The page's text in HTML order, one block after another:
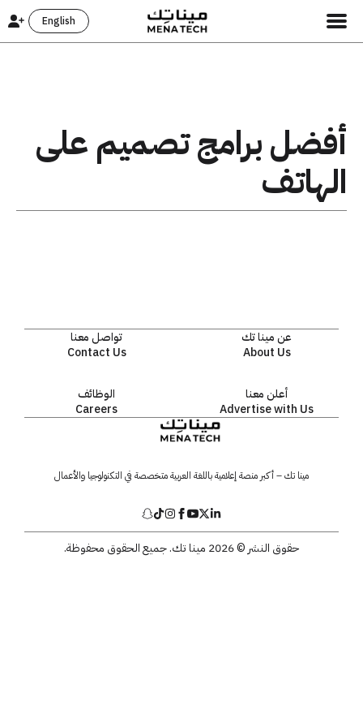
English
أفضل برامج تصميم على
الهاتف
عن مينا تك
About Us
تواصل معنا
Contact Us
أعلن معنا
Advertise with Us
الوظائف
Careers
مينا تك – أكبر منصة إعلامية باللغة العربية متخصصة في التكنولوجيا والأعمال
حقوق النشر © 2026 مينا تك. جميع الحقوق محفوظة.